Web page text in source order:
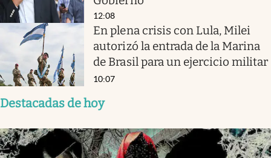
12:08
En plena crisis con Lula, Milei
autorizó la entrada de la Marina
de Brasil para un ejercicio militar
10:07
Destacadas de hoy